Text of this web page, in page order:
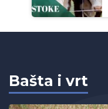
Bašta i vrt